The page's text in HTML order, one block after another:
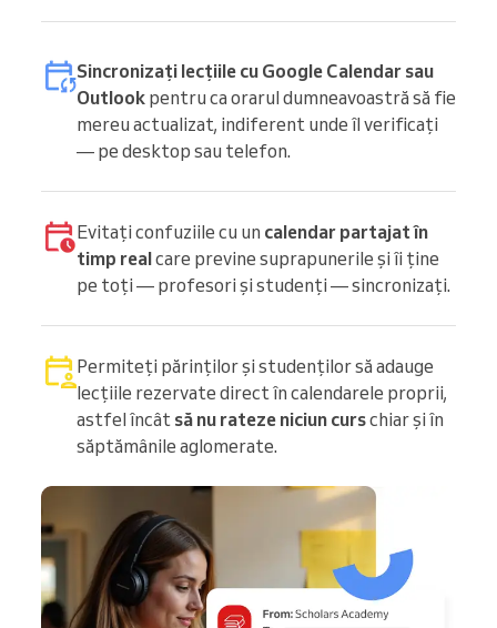
Sincronizați lecțiile cu Google Calendar sau
Outlook pentru ca orarul dumneavoastră să fie
mereu actualizat, indiferent unde îl verificați
— pe desktop sau telefon.
Evitați confuziile cu un calendar partajat în
timp realcare previne suprapunerile și îi ține
pe toți — profesori și studenți — sincronizați.
Permiteți părinților și studenților să adauge
lecțiile rezervate direct în calendarele proprii,
astfel încât să nu rateze niciun curschiar și în
săptămânile aglomerate.